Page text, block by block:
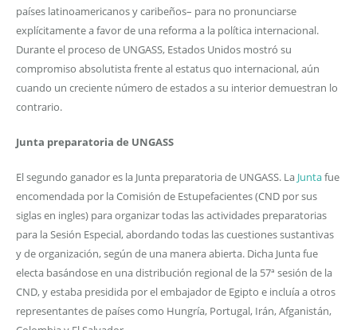
países latinoamericanos y caribeños– para no pronunciarse
explícitamente a favor de una reforma a la política internacional.
Durante el proceso de UNGASS, Estados Unidos mostró su
compromiso absolutista frente al estatus quo internacional, aún
cuando un creciente número de estados a su interior demuestran lo
contrario.
Junta preparatoria de UNGASS
El segundo ganador es la Junta preparatoria de UNGASS. La Juntafue
encomendada por la Comisión de Estupefacientes (CND por sus
siglas en ingles) para organizar todas las actividades preparatorias
para la Sesión Especial, abordando todas las cuestiones sustantivas
y de organización, según de una manera abierta. Dicha Junta fue
electa basándose en una distribución regional de la 57ª sesión de la
CND, y estaba presidida por el embajador de Egipto e incluía a otros
representantes de países como Hungría, Portugal, Irán, Afganistán,